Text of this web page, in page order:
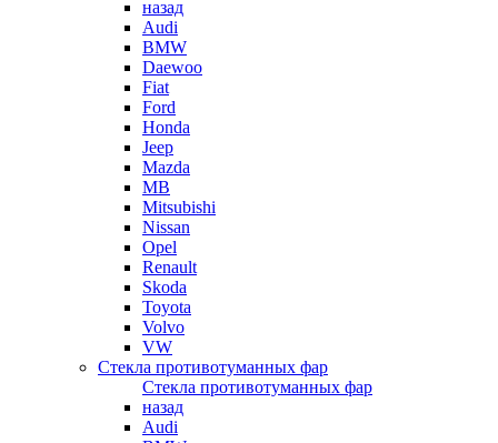
назад
Audi
BMW
Daewoo
Fiat
Ford
Honda
Jeep
Mazda
MB
Mitsubishi
Nissan
Opel
Renault
Skoda
Toyota
Volvo
VW
Стекла противотуманных фар
Стекла противотуманных фар
назад
Audi